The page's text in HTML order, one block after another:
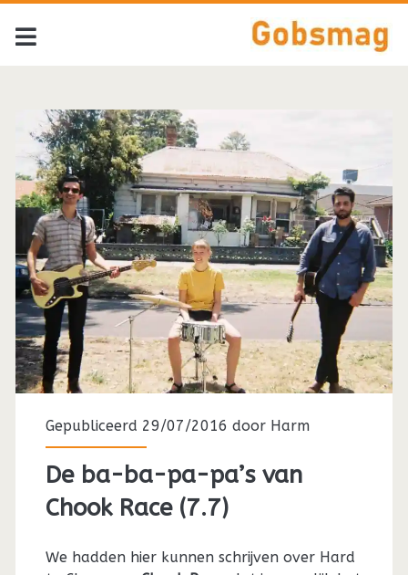
Tag:
<span>Twerps</
Gepubliceerd 29/07/2016 door Harm
De ba-ba-pa-pa’s van
Chook Race (7.7)
We hadden hier kunnen schrijven over Hard